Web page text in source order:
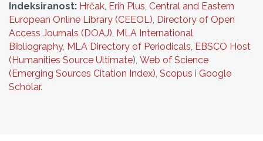
Indeksiranost: Hrčak, Erih Plus, Central and Eastern
European Online Library (CEEOL), Directory of Open
Access Journals (DOAJ), MLA International
Bibliography, MLA Directory of Periodicals, EBSCO Host
(Humanities Source Ultimate), Web of Science
(Emerging Sources Citation Index), Scopus i Google
Scholar.